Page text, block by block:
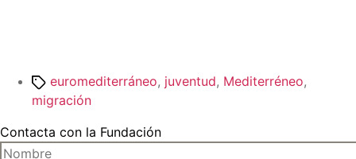
Etiquetas
euromediterráneo, juventud, Mediterréneo,
migración
Contacta con la Fundación